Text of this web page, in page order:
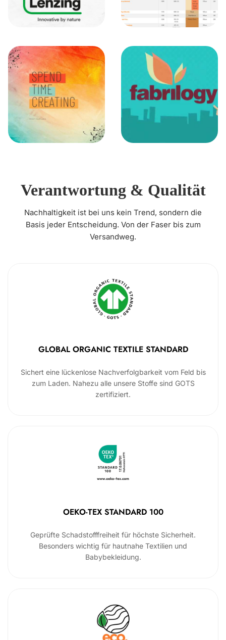
Verantwortung & Qualität
Nachhaltigkeit ist bei uns kein Trend, sondern die
Basis jeder Entscheidung. Von der Faser bis zum
Versandweg.
GLOBAL ORGANIC TEXTILE STANDARD
Sichert eine lückenlose Nachverfolgbarkeit vom Feld bis
zum Laden. Nahezu alle unsere Stoffe sind GOTS
zertifiziert.
OEKO-TEX STANDARD 100
Geprüfte Schadstofffreiheit für höchste Sicherheit.
Besonders wichtig für hautnahe Textilien und
Babybekleidung.